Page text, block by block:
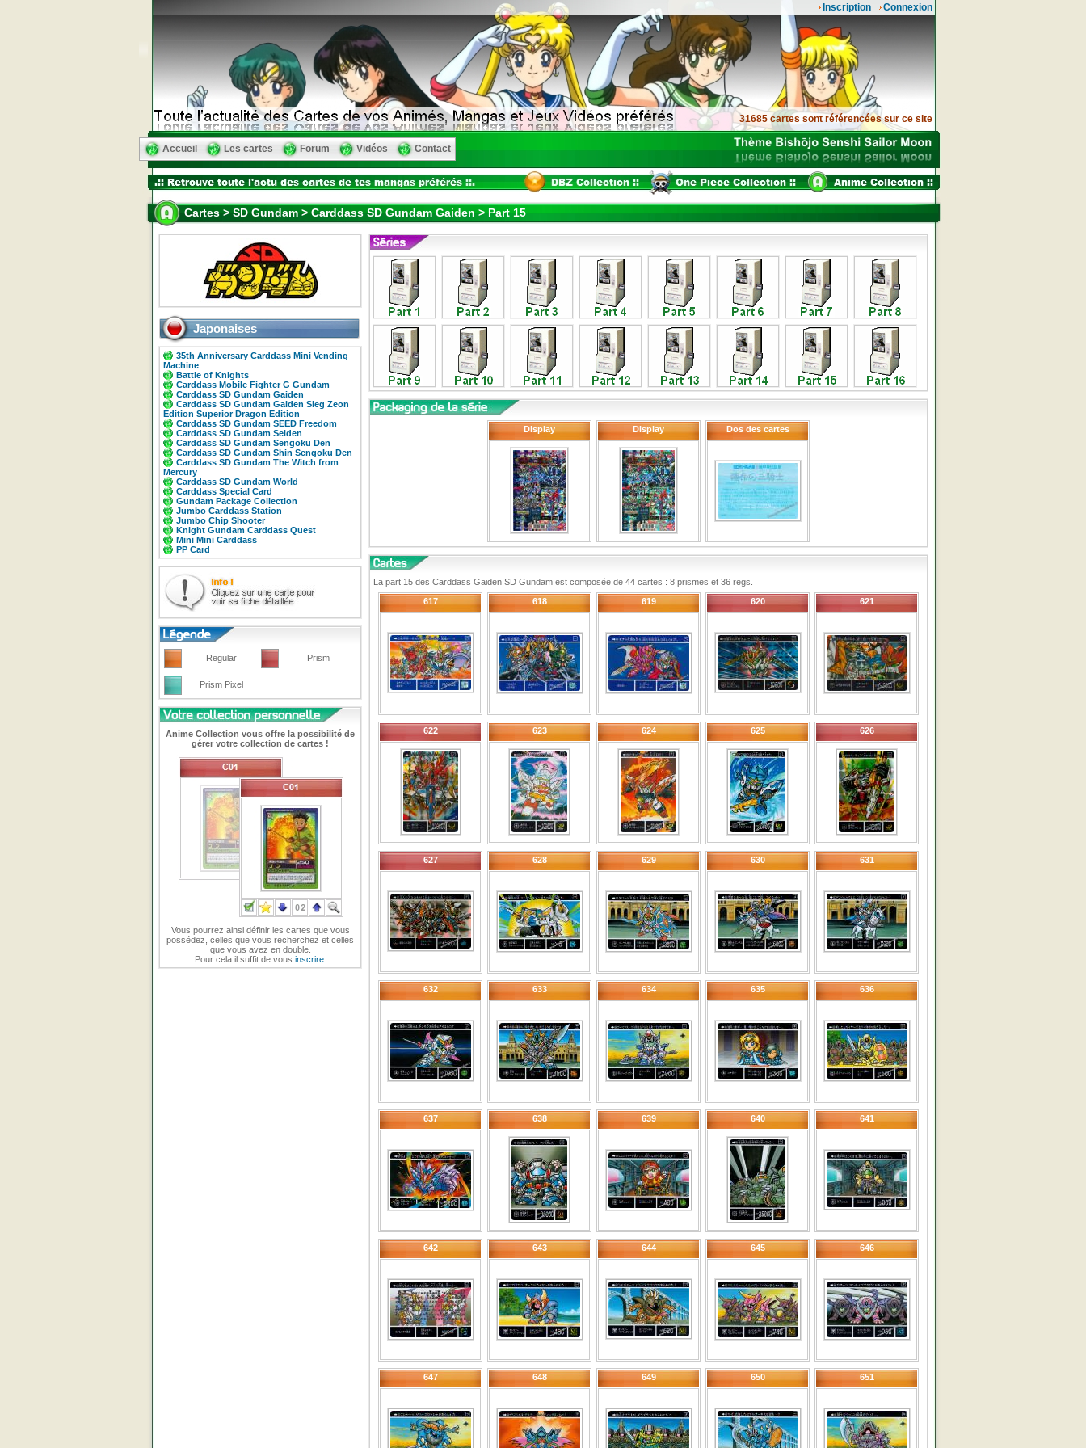
Connexion
Inscription
31685 cartes sont référencées sur ce site
Accueil Les cartes Forum Vidéos Contact
Cartes > SD Gundam > Carddass SD Gundam Gaiden > Part 15
Japonaises
35th Anniversary Carddass Mini Vending
Machine
Battle of Knights
Carddass Mobile Fighter G Gundam
Carddass SD Gundam Gaiden
Carddass SD Gundam Gaiden Sieg Zeon
Edition Superior Dragon Edition
Carddass SD Gundam SEED Freedom
Carddass SD Gundam Seiden
Carddass SD Gundam Sengoku Den
Carddass SD Gundam Shin Sengoku Den
Carddass SD Gundam The Witch from
Mercury
Carddass SD Gundam World
Carddass Special Card
Gundam Package Collection
Jumbo Carddass Station
Jumbo Chip Shooter
Knight Gundam Carddass Quest
Mini Mini Carddass
PP Card
Regular Prism
Prism Pixel
Anime Collection vous offre la possibilité de
gérer votre collection de cartes !
Vous pourrez ainsi définir les cartes que vous
possédez, celles que vous recherchez et celles
que vous avez en double.
Pour cela il suffit de vous inscrire.
Display Display Dos des cartes
La part 15 des Carddass Gaiden SD Gundam est composée de 44 cartes : 8 prismes et 36 regs.
617
618 619 620 621
622 623 624 625 626
627 628 629 630 631
632 633 634 635 636
637 638 639 640 641
642 643 644 645 646
647 648 649 650 651